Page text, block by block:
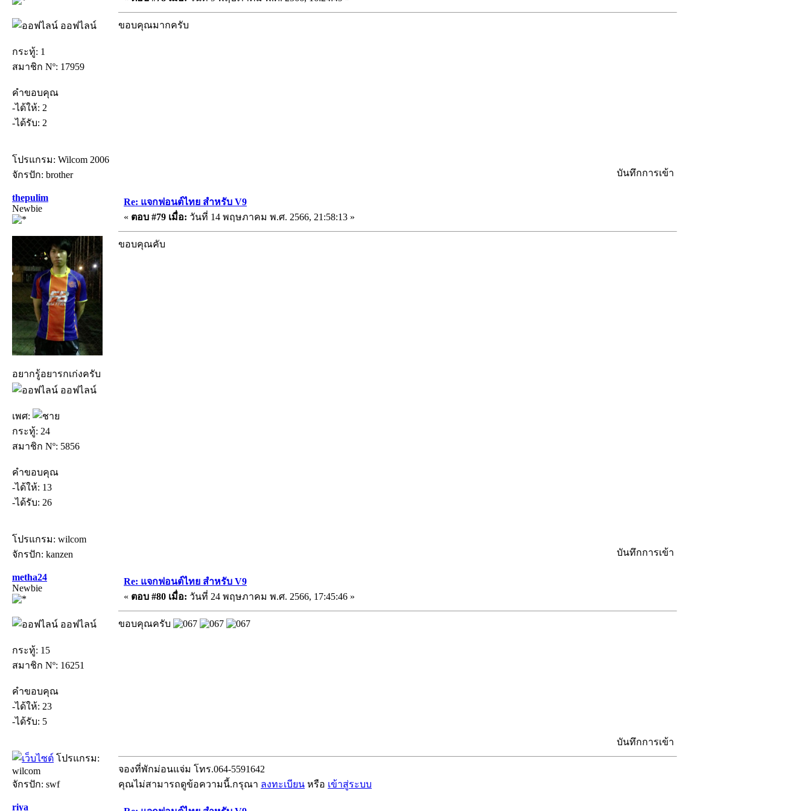
ออฟไลน์
กระทู้: 1
สมาชิก Nº: 17959
คำขอบคุณ
-ได้ให้: 2
-ได้รับ: 2
โปรแกรม: Wilcom 2006
จักรปัก: brother
ขอบคุณมากครับ
บันทึกการเข้า
thepulim
Newbie
อยากรู้อยารกเก่งครับ
ออฟไลน์
เพศ:
กระทู้: 24
สมาชิก Nº: 5856
คำขอบคุณ
-ได้ให้: 13
-ได้รับ: 26
โปรแกรม: wilcom
จักรปัก: kanzen
Re: แจกฟอนต์ไทย สำหรับ V9
« ตอบ #79 เมื่อ: วันที่ 14 พฤษภาคม พ.ศ. 2566, 21:58:13 »
ขอบคุณคับ
บันทึกการเข้า
metha24
Newbie
ออฟไลน์
กระทู้: 15
สมาชิก Nº: 16251
คำขอบคุณ
-ได้ให้: 23
-ได้รับ: 5
โปรแกรม:
wilcom
จักรปัก: swf
Re: แจกฟอนต์ไทย สำหรับ V9
« ตอบ #80 เมื่อ: วันที่ 24 พฤษภาคม พ.ศ. 2566, 17:45:46 »
ขอบคุณครับ
บันทึกการเข้า
จองที่พักม่อนแจ่ม โทร.064-5591642
คุณไม่สามารถดูข้อความนี้.กรุณา ลงทะเบียน หรือ เข้าสู่ระบบ
riya